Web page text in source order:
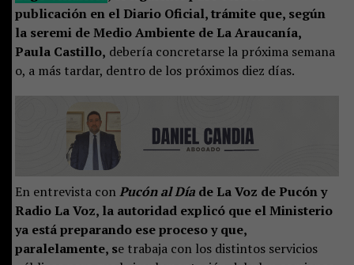
publicación en el Diario Oficial, trámite que, según
la seremi de Medio Ambiente de La Araucanía,
Paula Castillo, debería concretarse la próxima semana
o, a más tardar, dentro de los próximos diez días.
En entrevista conPucón al Díade La Voz de Pucón y
Radio La Voz, la autoridad explicó que el Ministerio
ya está preparando ese proceso y que,
paralelamente, se trabaja con los distintos servicios